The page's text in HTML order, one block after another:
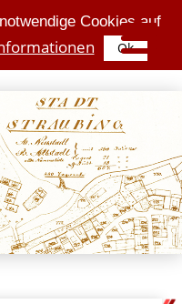
Cookies auf
Ok